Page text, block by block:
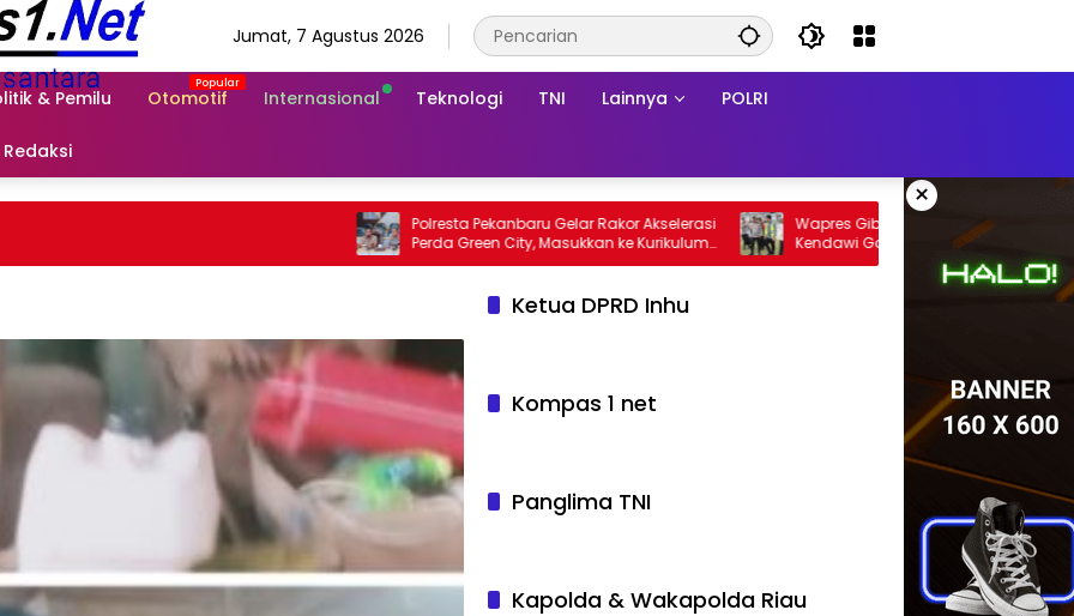
Jumat, 7 Agustus 2026
& Pemilu Otomotif Internasional Teknologi TNI Lainnya POLRI
Redaksi
×
Polresta Pekanbaru Gelar Rakor Akselerasi
Perda Green City, Masukkan ke Kurikulum
Sekolah
Wapres Gibran Tinjau Rehab Jembatan
Kendawi Gayo Lues, Didampingi Kapolda
Aceh
Ketua DPRD Inhu
Kompas 1 net
Panglima TNI
Kapolda & Wakapolda Riau